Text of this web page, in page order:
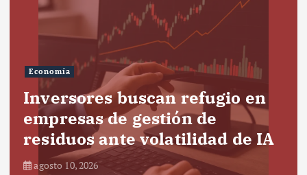
Economía
Inversores buscan refugio en
empresas de gestión de
residuos ante volatilidad de IA
agosto 10, 2026